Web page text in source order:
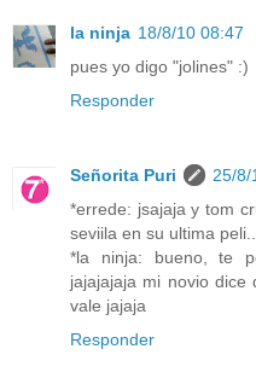
la ninja 18/8/10 08:47
pues yo digo "jolines" :)
Responder
Señorita Puri
25/8/
*errede: jsajaja y tom
seviila en su ultima
*la ninja: bueno, te
jajajajaja mi novio
vale jajaja
Responder